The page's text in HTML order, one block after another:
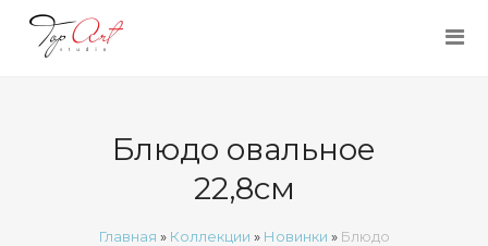
Блюдо овальное
22,8см
Главная » Коллекции » Новинки » Блюдо